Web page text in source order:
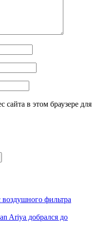
сайта в этом браузере для
фильтра
Ariya добрался до